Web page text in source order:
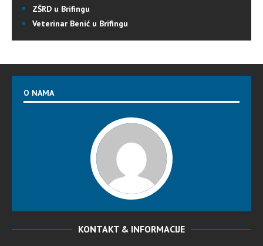
ZŠRD u Brifingu
Veterinar Benić u Brifingu
O NAMA
KONTAKT & INFORMACIJE